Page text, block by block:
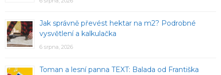
Jak správně převést hektar na m2? Podrobné
vysvětlení a kalkulačka
6 srpna, 2026
Toman a lesní panna TEXT: Balada od Františka